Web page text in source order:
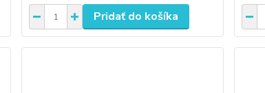
Pridať do košíka